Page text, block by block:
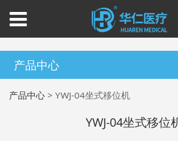
产品中心
产品中心 >YWJ-04坐式移位机
YWJ-04坐式移位